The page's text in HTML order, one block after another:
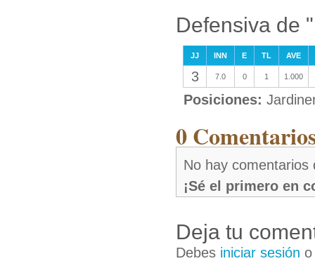
Defensiva de
JJ INN E TL AVE
3 7.0 0 1 1.000
Posiciones:
0
No hay comentarios
¡Sé el primero en
Deja tu
Debes iniciar sesión